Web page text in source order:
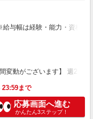
与幅は経験・能力・資格に
変動がございます】 週2日
23:59まで
応募画面へ進む
かんたん3ステップ！